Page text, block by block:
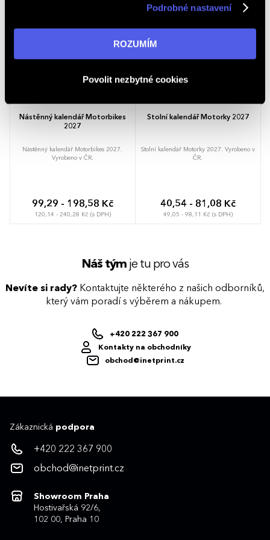
v reklamní síti na ostatních webech. Kliknutím na tlačítko
informací navštivte naši stránkuzásadách ochrany
Podrobné nastavení
ROZUMÍM
Povolit nezbytné cookies
Nástěnný kalendář Motorbikes
2027
Nástěnný kalendář Motorbikes 2027.
Vyrobeno v ČR.
99,29 - 198,58 Kč
120,14 - 240,28 Kč (s DPH)
Stolní kalendář Motorky 2027
Stolní kalendář Motorky 2027. Vyrobeno v
ČR.
40,54 - 81,08 Kč
49,05 - 98,11 Kč (s DPH)
Náš týmje tu pro vás
Nevíte si rady? Kontaktujte některého z našich odborníků,
který vám poradí s výběrem a nákupem.
+420 222 367 900
Kontakty na obchodníky
obchod@inetprint.cz
Zákaznická podpora
+420 222 367 900
obchod@inetprint.cz
Showroom Praha
Hostivařská 92/6,
102 00, Praha 10